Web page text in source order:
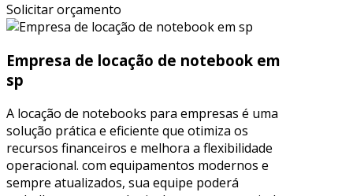
Solicitar orçamento
Empresa de locação de notebook em
sp
A locação de notebooks para empresas é uma
solução prática e eficiente que otimiza os
recursos financeiros e melhora a flexibilidade
operacional. com equipamentos modernos e
sempre atualizados, sua equipe poderá